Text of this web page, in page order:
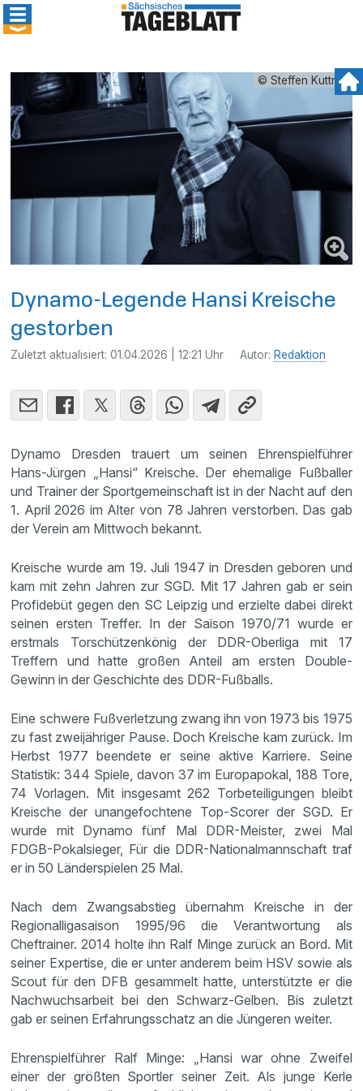
© Steffen Kuttner
Dynamo-Legende Hansi Kreische
gestorben
Zuletzt aktualisiert:01.04.2026 | 12:21 Uhr Autor: Redaktion
Dynamo Dresden trauert um seinen Ehrenspielführer
Hans-Jürgen „Hansi“ Kreische. Der ehemalige Fußballer
und Trainer der Sportgemeinschaft ist in der Nacht auf den
1. April 2026 im Alter von 78 Jahren verstorben. Das gab
der Verein am Mittwoch bekannt.
Kreische wurde am 19. Juli 1947 in Dresden geboren und
kam mit zehn Jahren zur SGD. Mit 17 Jahren gab er sein
Profidebüt gegen den SC Leipzig und erzielte dabei direkt
seinen ersten Treffer. In der Saison 1970/71 wurde er
erstmals Torschützenkönig der DDR-Oberliga mit 17
Treffern und hatte großen Anteil am ersten Double-
Gewinn in der Geschichte des DDR-Fußballs.
Eine schwere Fußverletzung zwang ihn von 1973 bis 1975
zu fast zweijähriger Pause. Doch Kreische kam zurück. Im
Herbst 1977 beendete er seine aktive Karriere. Seine
Statistik: 344 Spiele, davon 37 im Europapokal, 188 Tore,
74 Vorlagen. Mit insgesamt 262 Torbeteiligungen bleibt
Kreische der unangefochtene Top-Scorer der SGD. Er
wurde mit Dynamo fünf Mal DDR-Meister, zwei Mal
FDGB-Pokalsieger, Für die DDR-Nationalmannschaft traf
er in 50 Länderspielen 25 Mal.
Nach dem Zwangsabstieg übernahm Kreische in der
Regionalligasaison 1995/96 die Verantwortung als
Cheftrainer. 2014 holte ihn Ralf Minge zurück an Bord. Mit
seiner Expertise, die er unter anderem beim HSV sowie als
Scout für den DFB gesammelt hatte, unterstützte er die
Nachwuchsarbeit bei den Schwarz-Gelben. Bis zuletzt
gab er seinen Erfahrungsschatz an die Jüngeren weiter.
Ehrenspielführer Ralf Minge: „Hansi war ohne Zweifel
einer der größten Sportler seiner Zeit. Als junge Kerle